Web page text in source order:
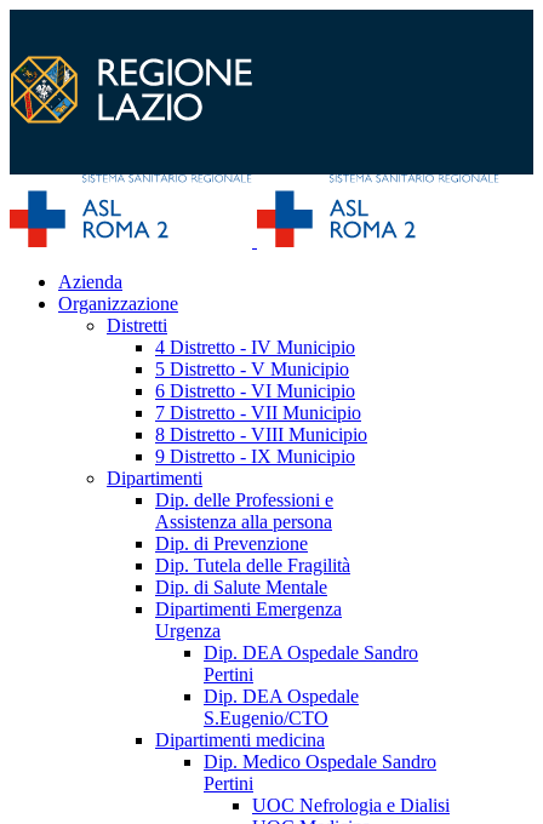
Azienda
Organizzazione
Distretti
4 Distretto - IV Municipio
5 Distretto - V Municipio
6 Distretto - VI Municipio
7 Distretto - VII Municipio
8 Distretto - VIII Municipio
9 Distretto - IX Municipio
Dipartimenti
Dip. delle Professioni e
Assistenza alla persona
Dip. di Prevenzione
Dip. Tutela delle Fragilità
Dip. di Salute Mentale
Dipartimenti Emergenza
Urgenza
Dip. DEA Ospedale Sandro
Pertini
Dip. DEA Ospedale
S.Eugenio/CTO
Dipartimenti medicina
Dip. Medico Ospedale Sandro
Pertini
UOC Nefrologia e Dialisi